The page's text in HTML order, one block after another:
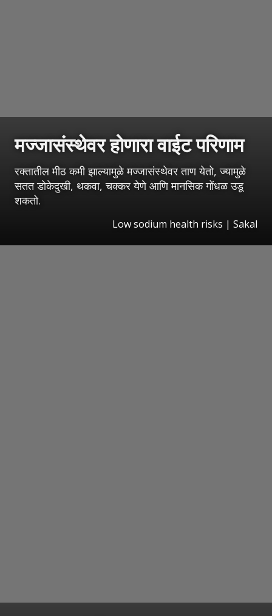
मज्जासंस्थेवर होणारा वाईट परिणाम
रक्तातील मीठ कमी झाल्यामुळे मज्जासंस्थेवर ताण येतो, ज्यामुळे
सतत डोकेदुखी, थकवा, चक्कर येणे आणि मानसिक गोंधळ उडू
शकतो.
Low sodium health risks | Sakal